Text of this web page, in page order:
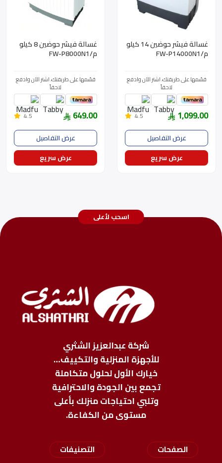
غسالة فيشر حوضين 14 كيلو
م/FW-P14000N1
قسّمها على طريقتك، اشتر الآن وادفع
لاحقاً
1,099.00
4.5
عرض التفاصيل
عرض سريع
غسالة فيشر حوضين 8 كيلو
م/FW-P8000N1
قسّمها على طريقتك، اشتر الآن وادفع
لاحقاً
649.00
4.5
عرض التفاصيل
عرض سريع
اسحب لأعلى
شركة عبدالعزيز الشثري
للأجهزة المنزلية والتكييف…
خيارك الأول لحلول متكاملة
تجمع بين الجودة والاحترافية
وتلبي احتياجات منزلك بأعلى
مستوى من الكفاءة.
الصفحات التصنيفات